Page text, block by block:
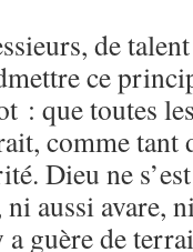
de
ce
: que toutes
comme tant
Dieu ne
aussi avare,
guère de